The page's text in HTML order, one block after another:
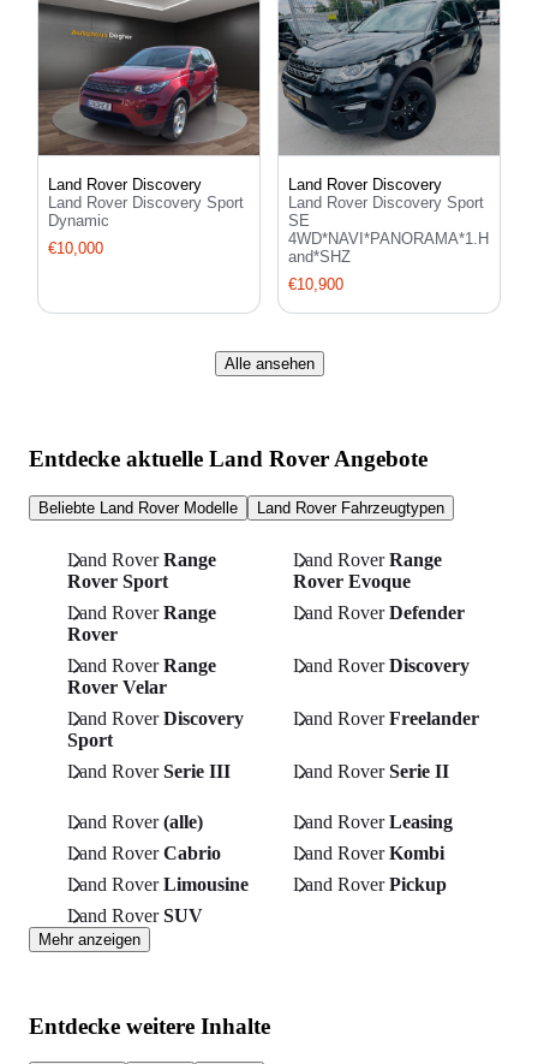
Land Rover Discovery
Land Rover Discovery Sport
Dynamic
€10,000
Land Rover Discovery
Land Rover Discovery Sport
SE
4WD*NAVI*PANORAMA*1.H
and*SHZ
€10,900
Alle ansehen
Entdecke aktuelle Land Rover Angebote
Beliebte Land Rover Modelle Land Rover Fahrzeugtypen
Land RoverRange
Rover Sport
Land RoverRange
Rover Evoque
Land RoverRange
Rover
Land RoverDefender
Land RoverRange
Rover Velar
Land RoverDiscovery
Land RoverDiscovery
Sport
Land RoverFreelander
Land RoverSerie III Land RoverSerie II
Land Rover(alle) Land RoverLeasing
Land RoverCabrio Land RoverKombi
Land RoverLimousine Land RoverPickup
Land RoverSUV
Mehr anzeigen
Entdecke weitere Inhalte